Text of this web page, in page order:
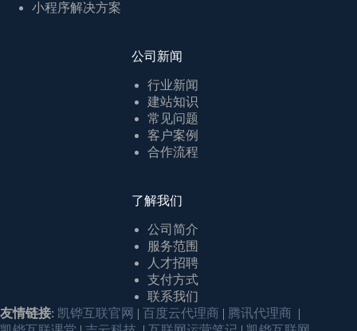
小程序解决方案
公司新闻
行业新闻
建站知识
常见问题
客户案例
合作流程
了解我们
公司简介
服务范围
人才招聘
支付方式
联系我们
友情链接: 凯铧互联官网 | 百度云代理商 | 腾讯代理商 |